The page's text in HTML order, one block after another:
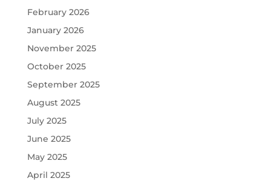
February 2026
January 2026
November 2025
October 2025
September 2025
August 2025
July 2025
June 2025
May 2025
April 2025